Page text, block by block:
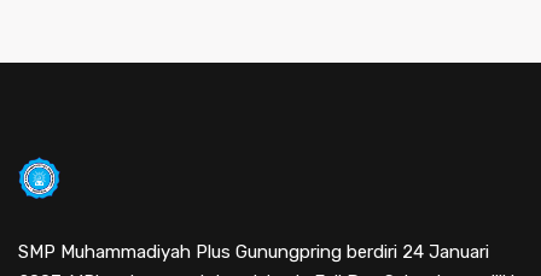
SMP Muhammadiyah Plus Gunungpring berdiri 24 Januari